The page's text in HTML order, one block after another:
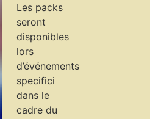
Les packs
seront
disponibles
lors
d’événements
specifici
dans le
cadre du